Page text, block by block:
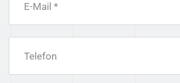
E-Mail *
Telefon